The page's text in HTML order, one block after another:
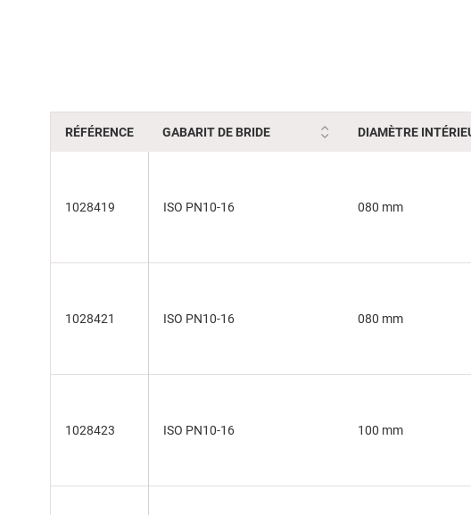
RÉFÉRENCE GABARIT DE BRIDE DIAMÈTRE
1028419 ISO PN10-16 080 mm
1028421 ISO PN10-16 080 mm
1028423 ISO PN10-16 100 mm